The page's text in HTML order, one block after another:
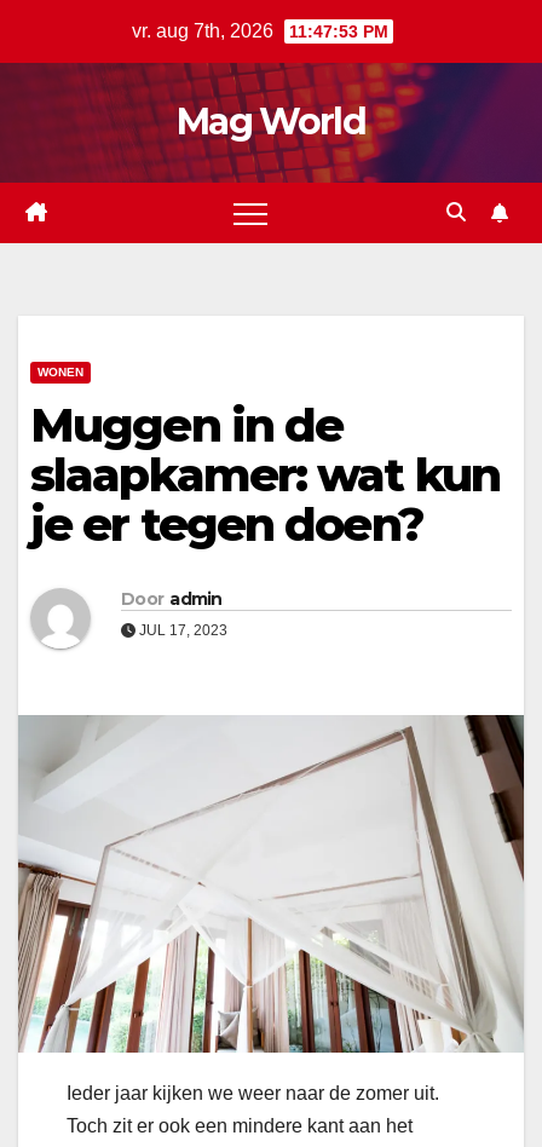
vr. aug 7th, 2026 11:47:53 PM
Mag World
WONEN
Muggen in de
slaapkamer: wat kun
je er tegen doen?
Door admin
JUL 17, 2023
Ieder jaar kijken we weer naar de zomer uit.
Toch zit er ook een mindere kant aan het